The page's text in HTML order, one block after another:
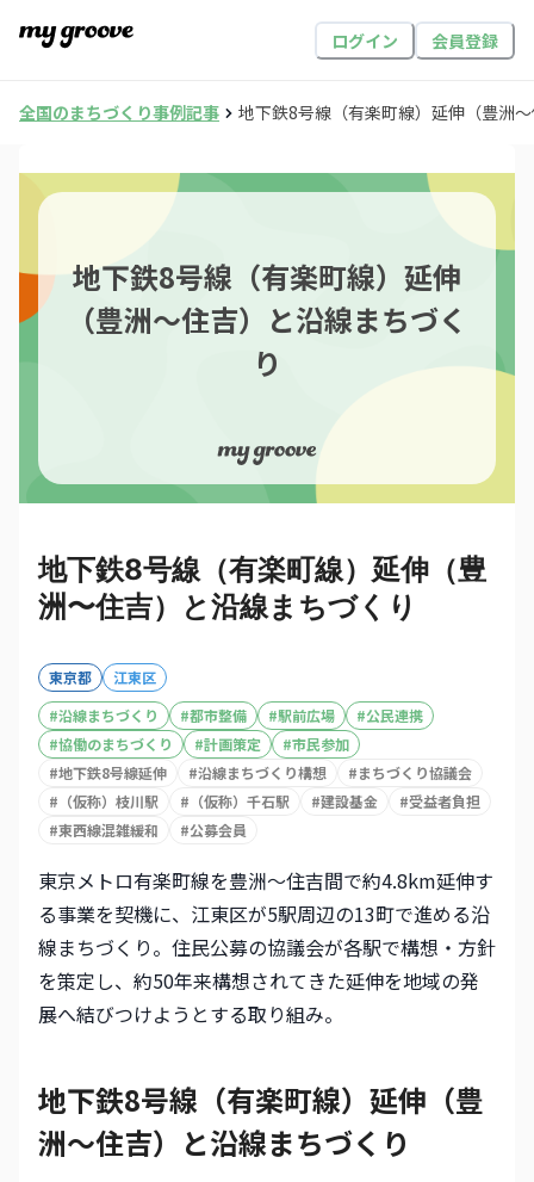
ログイン 会員登録
全国のまちづくり事例記事 地下鉄8号線（有楽町線）延伸（豊洲
地下鉄8号線（有楽町線）延伸
（豊洲〜住吉）と沿線まちづく
り
地下鉄8号線（有楽町線）延伸（豊
洲〜住吉）と沿線まちづくり
東京都
江東区
#沿線まちづくり #都市整備 #駅前広場 #公民連携
#協働のまちづくり #計画策定 #市民参加
#地下鉄8号線延伸 #沿線まちづくり構想 #まちづくり協議会
# （仮称）枝川駅 # （仮称）千石駅 #建設基金 #受益者負担
#東西線混雑緩和 #公募会員
東京メトロ有楽町線を豊洲〜住吉間で約4.8km延伸す
る事業を契機に、江東区が5駅周辺の13町で進める沿
線まちづくり。住民公募の協議会が各駅で構想・方針
を策定し、約50年来構想されてきた延伸を地域の発
展へ結びつけようとする取り組み。
地下鉄8号線（有楽町線）延伸（豊
洲〜住吉）と沿線まちづくり